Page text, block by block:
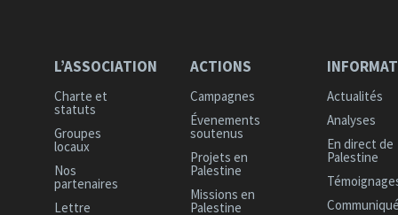
L’ASSOCIATION
Charte et
statuts
Groupes
locaux
Nos
partenaires
Lettre
ACTIONS
Campagnes
Évenements
soutenus
Projets en
Palestine
Missions en
Palestine
I
Actualités
Analyses
En direct de
Palestine
T
C